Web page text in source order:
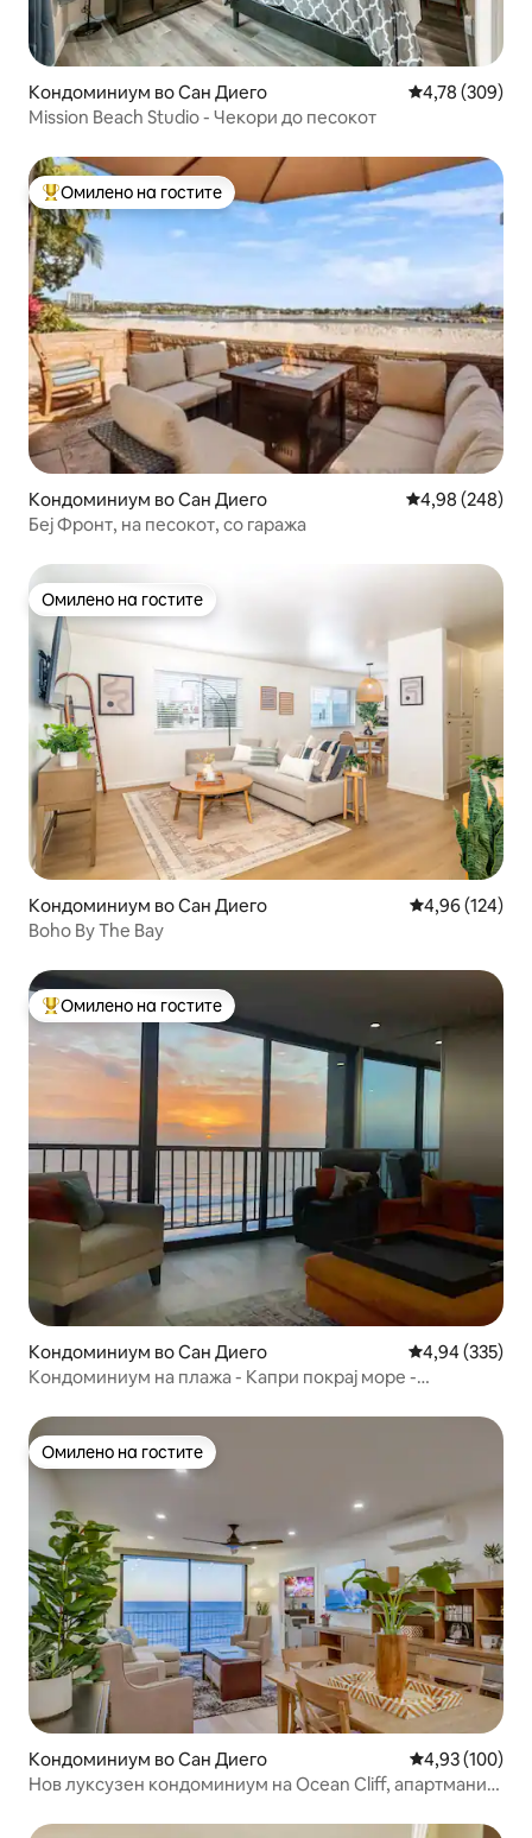
Кондоминиум во Сан Диего Просечна
4,78 (309)
Mission Beach Studio - Чекори до песокот
Меѓу најуспешните „Омилени на гостите“
Омилено на гостите
Кондоминиум во Сан Диего Просечна
4,98 (248)
Беј Фронт, на песокот, со гаража
Омилено на гостите
Омилено на гостите
Кондоминиум во Сан Диего Просечна
4,96 (124)
Boho By The Bay
Меѓу најуспешните „Омилени на гостите“
Омилено на гостите
Кондоминиум во Сан Диего Просечна
4,94 (335)
Кондоминиум на плажа - Капри покрај море -
Омилено на гостите
Омилено на гостите
Кондоминиум во Сан Диего Просечна
4,93 (100)
Нов луксузен кондоминиум на Ocean Cliff, апартмани